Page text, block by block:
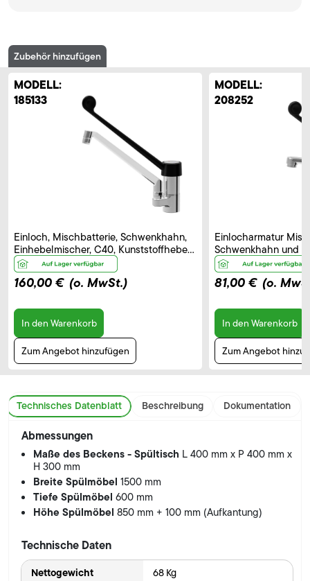
Zubehör hinzufügen
MODELL:
185133
Einloch, Mischbatterie, Schwenkhahn,
Einhebelmischer, C40, Kunststoffhebel
– B 250 mm
160,00 € (o. MwSt.)
In den Warenkorb
Zum Angebot hinzufügen
MODELL:
208252
Einlocharmatur
Schwenkhahn und
Bedienhebel,
81,00 € (o.
In den Warenkorb
Zum Angebot
Technisches Datenblatt Beschreibung Dokumentation
Abmessungen
Maße des Beckens - Spültisch L 400 mm x P 400 mm x
H 300 mm
Breite Spülmöbel1500 mm
Tiefe Spülmöbel600 mm
Höhe Spülmöbel850 mm + 100 mm (Aufkantung)
Technische Daten
Nettogewicht 68 Kg